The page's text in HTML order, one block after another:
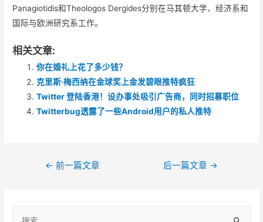
Panagiotidis和Theologos Dergides分别在马其顿大学、经济系和
国际与欧洲研究系工作。
相关文章:
你在婚礼上花了多少钱？
克里斯·梅西纳在金球奖上金发碧眼推特疯狂
Twitter 登陆香港！设办事处吸引广告商，同时招募职位
Twitterbug透露了一些Android用户的私人推特
← 前一篇文章 后一篇文章 →